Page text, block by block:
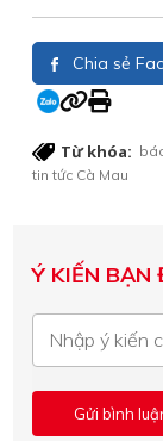
Chia sẻ
Từ khóa:
tin tức Cà Mau
Ý KIẾN BẠN